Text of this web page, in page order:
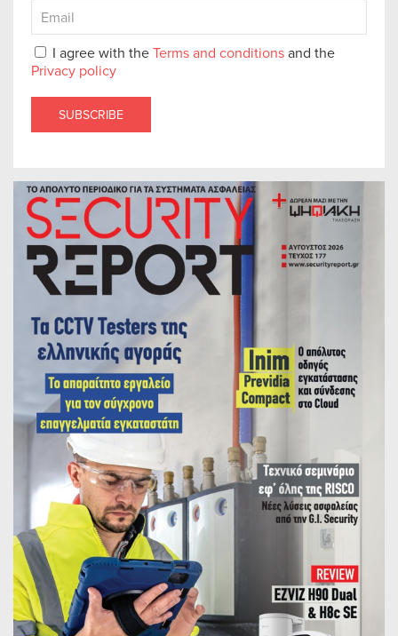
I agree with theTerms and conditionsand the
Privacy policy
SUBSCRIBE